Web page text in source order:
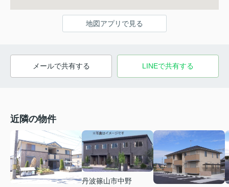
地図アプリで見る
メールで共有する LINEで共有する
近隣の物件
丹波篠山市中野